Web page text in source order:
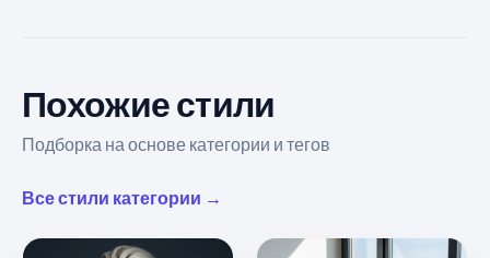
Похожие стили
Подборка на основе категории и тегов
Все стили категории →